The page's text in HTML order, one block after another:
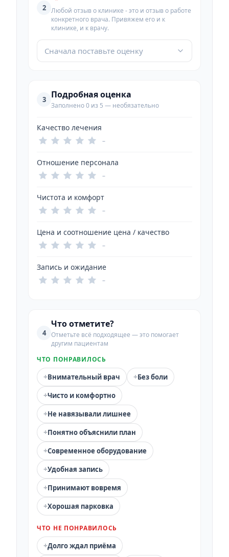
2
Любой отзыв о клинике - это и отзыв о работе
конкретного врача. Привяжем его и к
клинике, и к врачу.
Сначала поставьте оценку
3 Подробная оценка
Заполнено 0 из 5 — необязательно
Качество лечения
–
Отношение персонала
–
Чистота и комфорт
–
Цена и соотношение цена / качество
–
Запись и ожидание
–
4
Что отметите?
Отметьте всё подходящее — это помогает
другим пациентам
ЧТО ПОНРАВИЛОСЬ
+Внимательный врач +Без боли
+Чисто и комфортно
+Не навязывали лишнее
+Понятно объяснили план
+Современное оборудование
+Удобная запись
+Принимают вовремя
+Хорошая парковка
ЧТО НЕ ПОНРАВИЛОСЬ
+Долго ждал приёма